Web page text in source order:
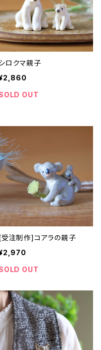
ロクマ親子
OUT
注制作]コアラの親子
OUT